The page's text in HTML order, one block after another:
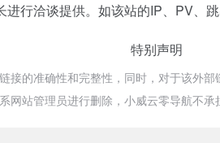
行洽谈提供。如该站的IP、PV、跳
特别声明
接的准确性和完整性，同时，对于该外
站管理员进行删除，小威云零导航不承